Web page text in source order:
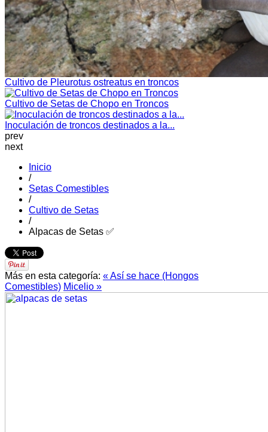
Cultivo de Pleurotus ostreatus en troncos
Cultivo de Setas de Chopo en Troncos
Inoculación de troncos destinados a la...
prev
next
Inicio
/
Setas Comestibles
/
Cultivo de Setas
/
Alpacas de Setas ✅
Más en esta categoría: « Así se hace (Hongos
Comestibles) Micelio »